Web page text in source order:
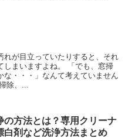
れが目立っていたりすると、それ
しまいますよね。 「でも、窓掃
な・・・」なんて考えていません
除、...
の方法とは？専用クリーナ
白剤など洗浄方法まとめ